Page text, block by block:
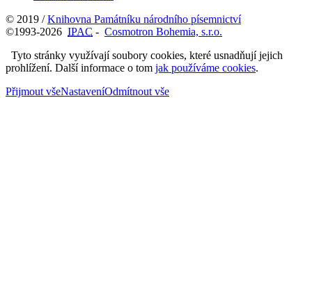
© 2019 /Knihovna Památníku národního písemnictví
©1993-2026 IPAC - Cosmotron Bohemia, s.r.o.
Tyto stránky využívají soubory cookies, které usnadňují jejich
prohlížení. Další informace o tom jak používáme cookies.
Přijmout všeNastaveníOdmítnout vše